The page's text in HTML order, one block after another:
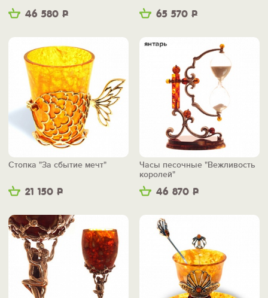
46 580 Р 65 570 Р
21 150 Р
Стопка "За сбытие мечт"
46 870 Р
Часы песочные "Вежливость
королей"